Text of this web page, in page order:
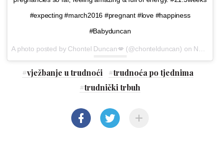
#expecting #march2016 #pregnant #love #happiness
#Babyduncan
A photo posted by Chontel Duncan💋 (@chontelduncan) on Nov 13, 2015 at 5:36pm PST
#vježbanje u trudnoći #trudnoća po tjednima
#trudnički trbuh